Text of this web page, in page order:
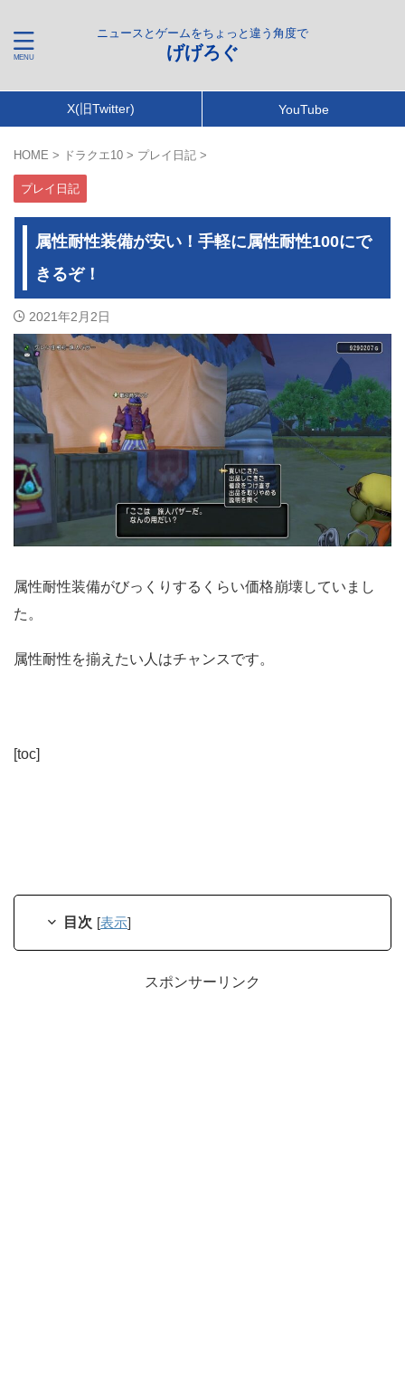
ニュースとゲームをちょっと違う角度で
げげろぐ
X(旧Twitter) YouTube
HOME > ドラクエ10 > プレイ日記 >
プレイ日記
属性耐性装備が安い！手軽に属性耐性100にで
きるぞ！
2021年2月2日
属性耐性装備がびっくりするくらい価格崩壊していまし
た。
属性耐性を揃えたい人はチャンスです。
[toc]
目次 [表示]
スポンサーリンク